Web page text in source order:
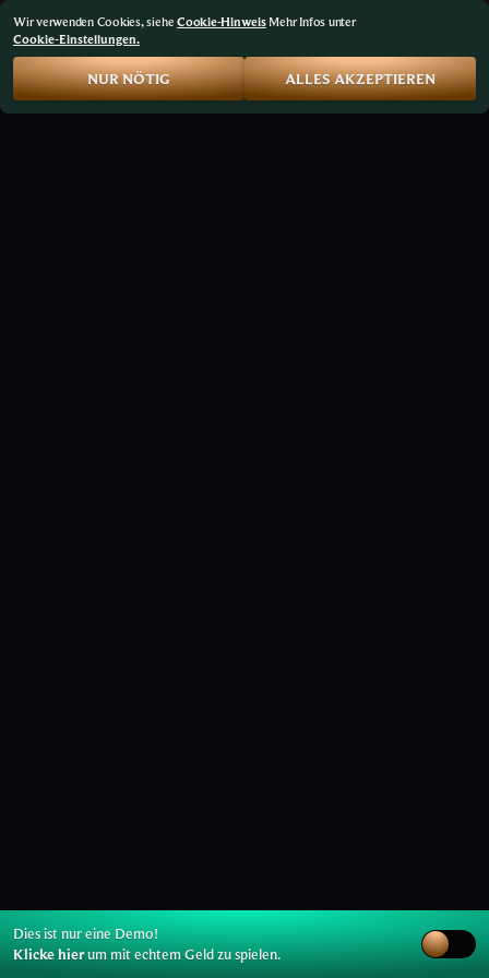
Dies ist nur eine Demo!
Klicke hierum mit echtem Geld zu spielen.
Wir verwenden Cookies, sieheCookie-HinweisMehr Infos unter
Cookie-Einstellungen.
NUR NÖTIG ALLES AKZEPTIEREN